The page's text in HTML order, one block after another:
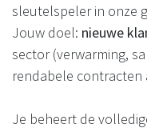
sleutelspeler in onze
Jouw doel: nieuwe
sector (verwarming,
rendabele contracten
Je beheert de